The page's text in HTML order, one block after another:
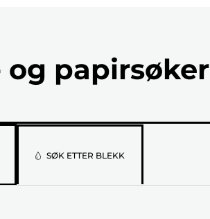
og papirsøker
Velg
printermodellen
SØK ETTER BLEKK